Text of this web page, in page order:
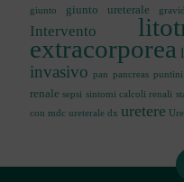
giunto
giunto ureterale
Intervento
extracorporea
invasivo pan pancreas
renale sepsi sintomi calcoli renali
con mdc ureterale dx uretere